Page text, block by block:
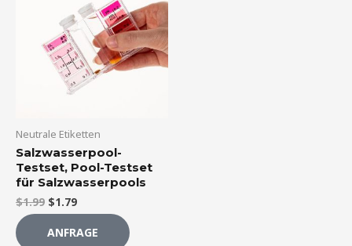
Neutrale Etiketten
Salzwasserpool-
Testset, Pool-Testset
für Salzwasserpools
$1.99
war:
$1.99.
$1.79
beträgt:
$1.79.
ANFRAGE